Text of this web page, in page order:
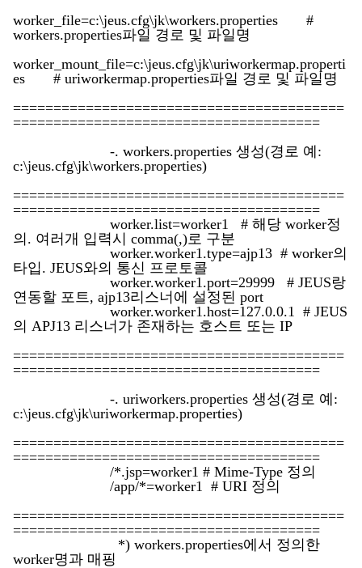
worker_file=c:\jeus.cfg\jk\workers.properties #
workers.properties파일 경로 및 파일명
worker_mount_file=c:\jeus.cfg\jk\uriworkermap.properti
es # uriworkermap.properties파일 경로 및 파일명
=========================================
======================================
-. workers.properties 생성(경로 예:
c:\jeus.cfg\jk\workers.properties)
=========================================
======================================
worker.list=worker1 # 해당 worker정
의. 여러개 입력시 comma(,)로 구분
worker.worker1.type=ajp13 # worker의
타입. JEUS와의 통신 프로토콜
worker.worker1.port=29999 # JEUS랑
연동할 포트, ajp13리스너에 설정된 port
worker.worker1.host=127.0.0.1 # JEUS
의 APJ13 리스너가 존재하는 호스트 또는 IP
=========================================
======================================
-. uriworkers.properties 생성(경로 예:
c:\jeus.cfg\jk\uriworkermap.properties)
=========================================
======================================
/*.jsp=worker1 # Mime-Type 정의
/app/*=worker1 # URI 정의
=========================================
======================================
*) workers.properties에서 정의한
worker명과 매핑